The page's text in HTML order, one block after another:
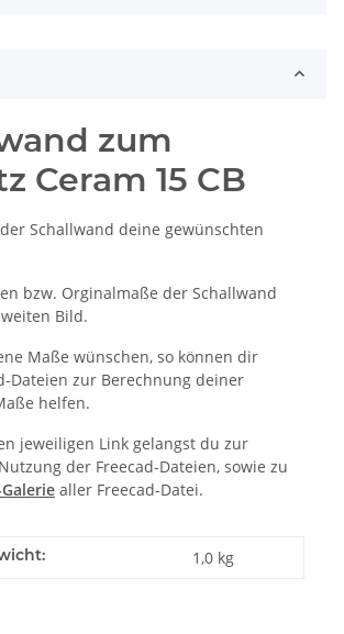
zum
Ceram 15 CB
Schallwand deine gewünschten
bzw. Orginalmaße der Schallwand
Bild.
Maße wünschen, so können dir
Dateien zur Berechnung deiner
helfen.
jeweiligen Link gelangst du zur
der Freecad-Dateien, sowie zu
aller Freecad-Datei.
1,0 kg